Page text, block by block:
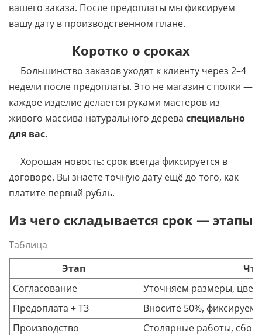
вашего заказа. После предоплаты мы фиксируем
вашу дату в производственном плане.
Коротко о сроках
Большинство заказов уходят к клиенту через 2–4
недели после предоплаты. Это не магазин с полки —
каждое изделие делается руками мастеров из
живого массива натурального дерева специально
для вас.
Хорошая новость: срок всегда фиксируется в
договоре. Вы знаете точную дату ещё до того, как
платите первый рубль.
Из чего складывается срок — этапы
Таблица
Этап
Согласование
Уточняем размеры,
Предоплата + ТЗ
Вносите 50%, фиксируем
Производство
Столярные работы,